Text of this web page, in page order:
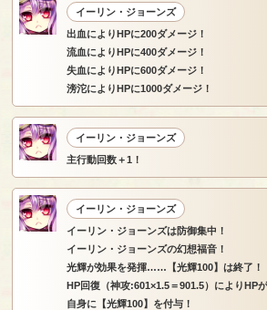
イーリン・ジョーンズ
出血によりHPに200ダメージ！
流血によりHPに400ダメージ！
失血によりHPに600ダメージ！
滂沱によりHPに1000ダメージ！
イーリン・ジョーンズ
主行動回数＋1！
イーリン・ジョーンズ
イーリン・ジョーンズは防御集中！
イーリン・ジョーンズの幻想福音！
光輝が効果を発揮……【光輝100】は終了！
HP回復（神攻:601×1.5＝901.5）によりHP
自身に【光輝100】を付与！